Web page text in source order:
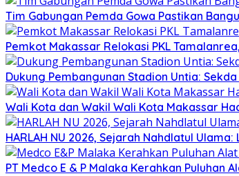
Tim Gabungan Pemda Gowa Pastikan
Pemkot Makassar Relokasi PKL
Dukung Pembangunan Stadion Untia:
Wali Kota dan Wakil Wali Kota Makassar
HARLAH NU 2026, Sejarah Nahdlatul
PT Medco E & P Malaka Kerahkan Puluhan